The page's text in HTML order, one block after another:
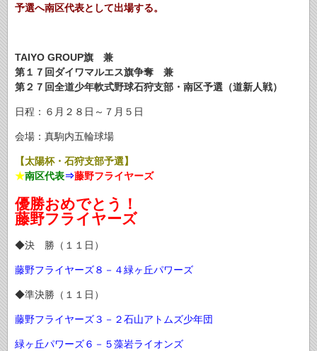
予選へ南区代表として出場する。
TAIYO GROUP旗 兼
第１７回ダイワマルエス旗争奪 兼
第２７回全道少年軟式野球石狩支部・南区予選（道新人戦）
日程：６月２８日～７月５日
会場：真駒内五輪球場
【太陽杯・石狩支部予選】
★南区代表⇒藤野フライヤーズ
優勝おめでとう！
藤野フライヤーズ
◆決 勝（１１日）
藤野フライヤーズ８－４緑ヶ丘パワーズ
◆準決勝（１１日）
藤野フライヤーズ３－２石山アトムズ少年団
緑ヶ丘パワーズ６－５藻岩ライオンズ